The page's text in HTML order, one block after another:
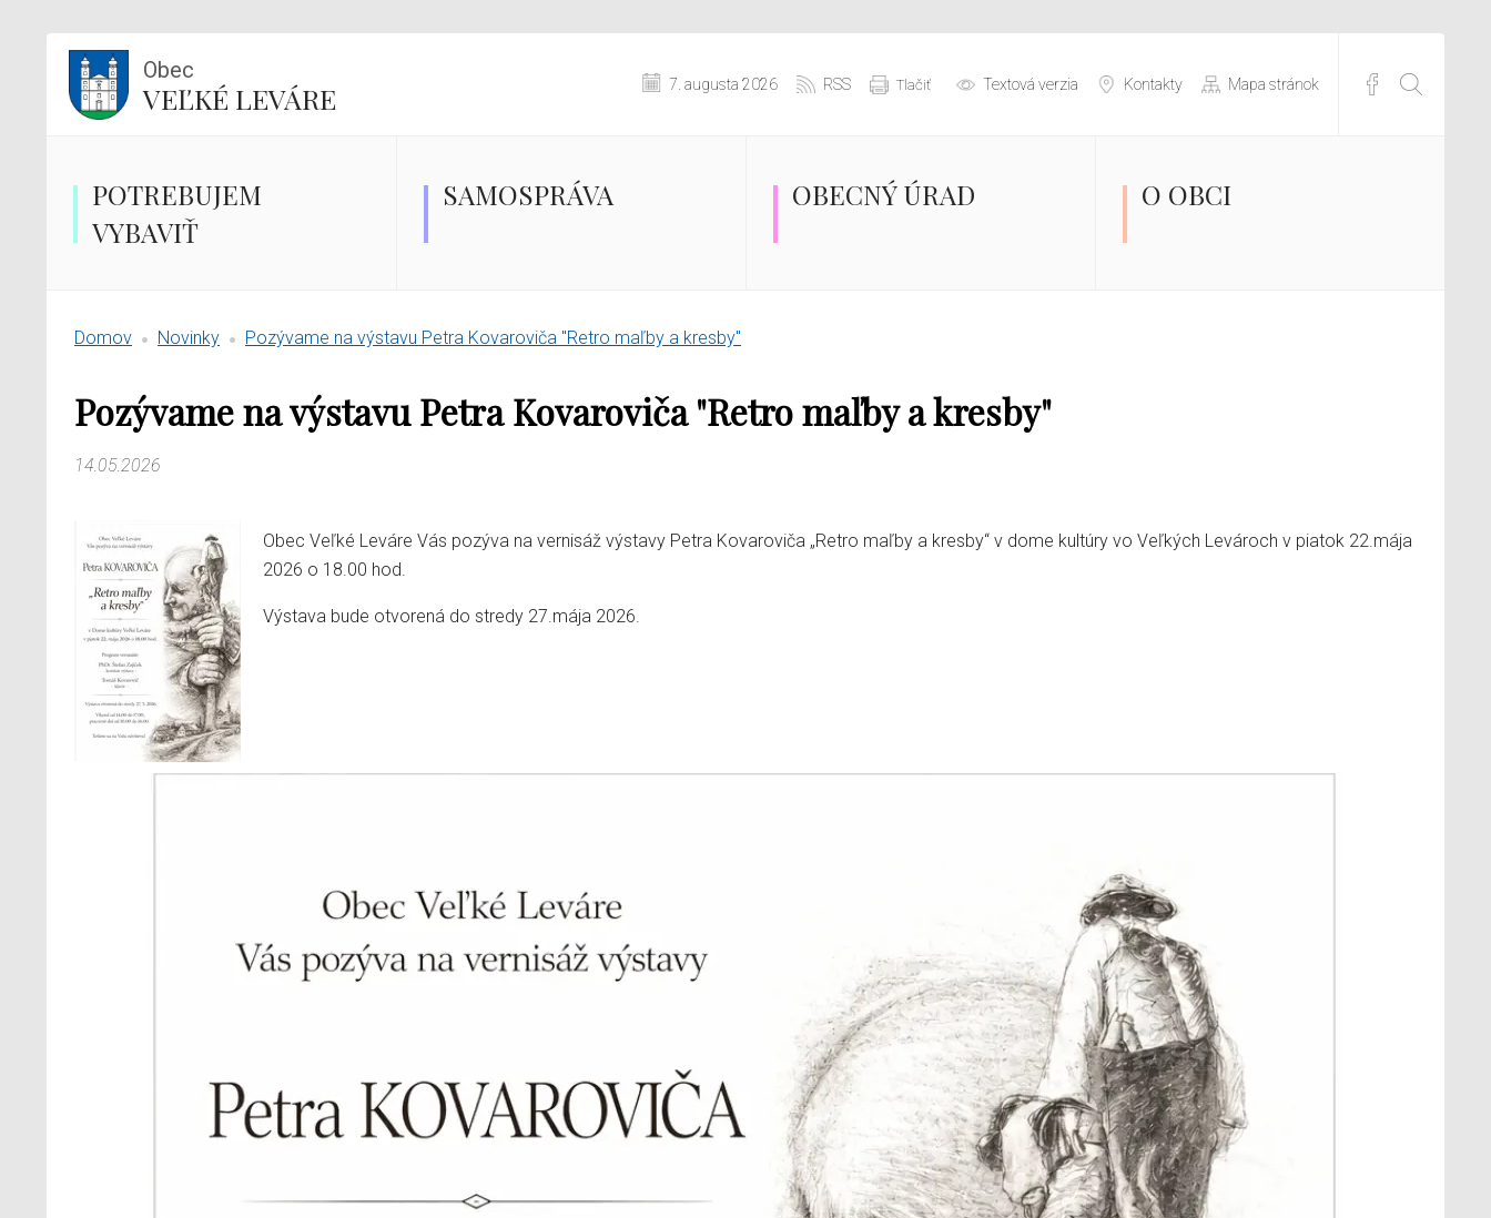
Obec
VEĽKÉ LEVÁRE 7. augusta 2026 RSS Tlačiť Textová verzia Kontakty Mapa stránok
POTREBUJEM
VYBAVIŤ
SAMOSPRÁVA OBECNÝ ÚRAD O OBCI
Domov Novinky Pozývame na výstavu Petra Kovaroviča "Retro maľby a kresby"
Pozývame na výstavu Petra Kovaroviča "Retro maľby a kresby"
14.05.2026
Obec Veľké Leváre Vás pozýva na vernisáž výstavy Petra Kovaroviča „Retro maľby a kresby“ v dome kultúry vo Veľkých Levároch v piatok 22.mája
2026 o 18.00 hod.
Výstava bude otvorená do stredy 27.mája 2026.